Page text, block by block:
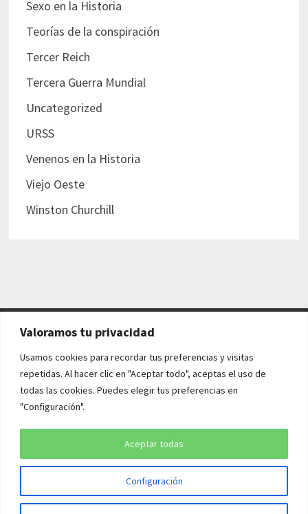
Valoramos tu privacidad
Usamos cookies para recordar tus preferencias y visitas
repetidas. Al hacer clic en "Aceptar todo", aceptas el uso de
todas las cookies. Puedes elegir tus preferencias en
"Configuración".
Configuración
Aceptar todas
Sexo en la Historia
Teorías de la conspiración
Tercer Reich
Tercera Guerra Mundial
Uncategorized
URSS
Venenos en la Historia
Viejo Oeste
Winston Churchill
AVISO LEGAL Y POLÍTICAS
Aviso legal
Política de cookies
Copyright © 2026¡QUÉ HISTORIA!. Funciona conWordPressy